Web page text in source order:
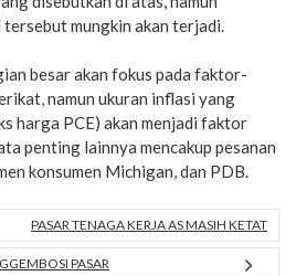
mungkin akan terjadi.
besar akan fokus pada faktor-
namun ukuran inflasi yang
harga PCE) akan menjadi faktor
penting lainnya mencakup pesanan
konsumen Michigan, dan PDB.
PASAR TENAGA KERJA AS MASIH KETAT
PASAR